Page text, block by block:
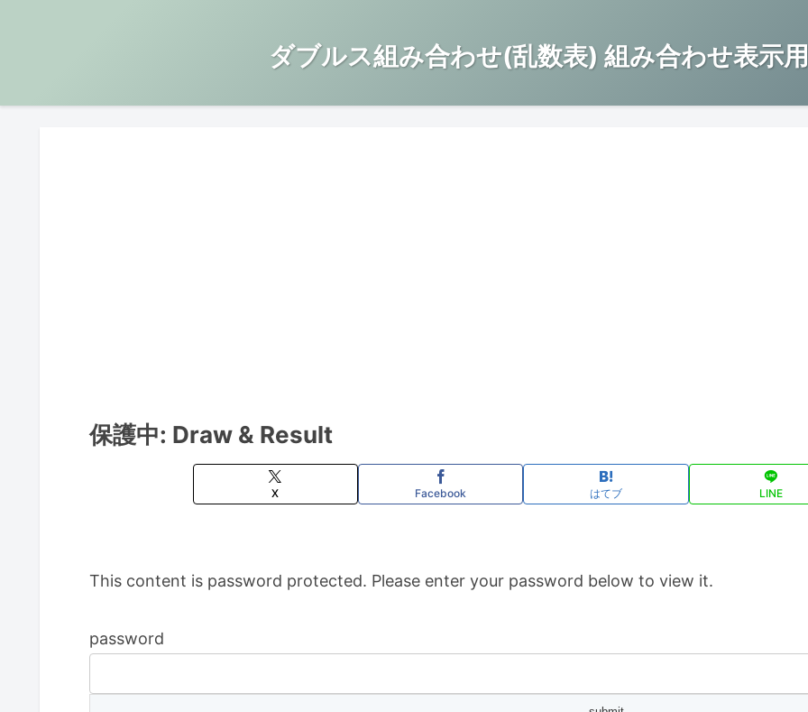
ダブルス組み合わせ(乱数表) 組み合わせ表示
保護中: Draw & Result
X Facebook はてブ LINE
This content is password protected. Please enter your password below to view it.
password